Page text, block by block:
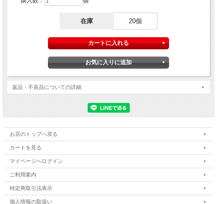
在庫 20個
返品・不良品についての詳細
お店のトップへ戻る
カートを見る
マイページへログイン
ご利用案内
特定商取引法表示
個人情報の取扱い